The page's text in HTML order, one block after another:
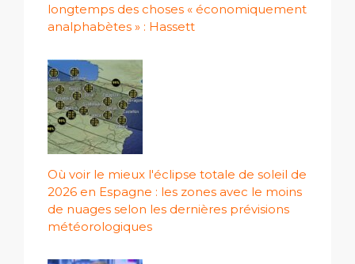
longtemps des choses « économiquement
analphabètes » : Hassett
Où voir le mieux l'éclipse totale de soleil de
2026 en Espagne : les zones avec le moins
de nuages ​​selon les dernières prévisions
météorologiques